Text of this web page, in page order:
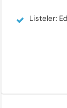
Listeler: